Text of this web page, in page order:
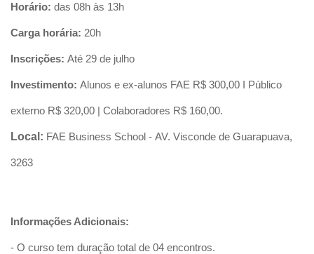
Horário: das 08h às 13h
Carga horária: 20h
Inscrições: Até 29 de julho
Investimento: Alunos e ex-alunos FAE R$ 300,00 I Público
externo R$ 320,00 | Colaboradores R$ 160,00.
Local: FAE Business School - AV. Visconde de Guarapuava,
3263
Informações Adicionais:
- O curso tem duração total de 04 encontros.